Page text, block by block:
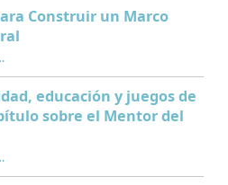
Construir un Marco
para Construir un Marco Teórico Doctoral”
educación y juegos de
sobre el Mentor del
y juegos de rol: nuevo capítulo sobre el Mentor del Juego”